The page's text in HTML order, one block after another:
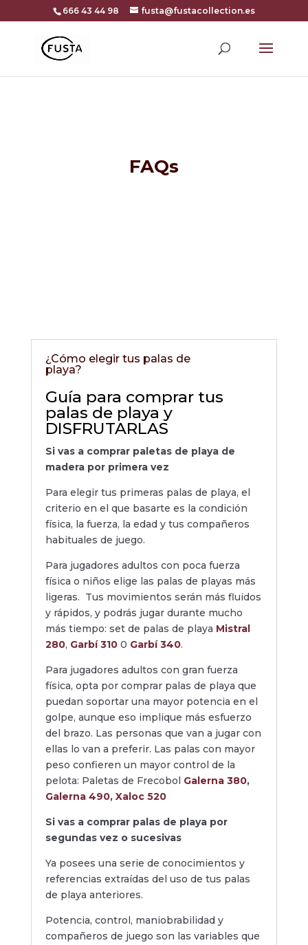
666 43 44 98 fusta@fustacollection.es
FAQs
¿Cómo elegir tus palas de
playa?
Guía para comprar tus
palas de playa y
DISFRUTARLAS
Si vas a comprar paletas de playa de
madera por primera vez
Para elegir tus primeras palas de playa, el
criterio en el que basarte es la condición
física, la fuerza, la edad y tus compañeros
habituales de juego.
Para jugadores adultos con poca fuerza
física o niños elige las palas de playas más
ligeras. Tus movimientos serán más fluidos
y rápidos, y podrás jugar durante mucho
más tiempo: set de palas de playa Mistral
280, Garbí 310 0 Garbí 340.
Para jugadores adultos con gran fuerza
física, opta por comprar palas de playa que
puedan soportar una mayor potencia en el
golpe, aunque eso implique más esfuerzo
del brazo. Las personas que van a jugar con
ellas lo van a preferir. Las palas con mayor
peso confieren un mayor control de la
pelota: Paletas de Frecobol Galerna 380,
Galerna 490, Xaloc 520
Si vas a comprar palas de playa por
segundas vez o sucesivas
Ya posees una serie de conocimientos y
referencias extraídas del uso de tus palas
de playa anteriores.
Potencia, control, maniobrabilidad y
compañeros de juego son las variables que